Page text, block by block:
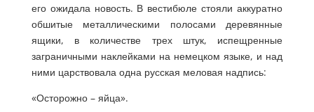
его ожидала новость. В вестибюле стояли аккуратно
обшитые металлическими полосами деревянные
ящики, в количестве трех штук, испещренные
заграничными наклейками на немецком языке, и над
ними царствовала одна русская меловая надпись:
«Осторожно – яйца».